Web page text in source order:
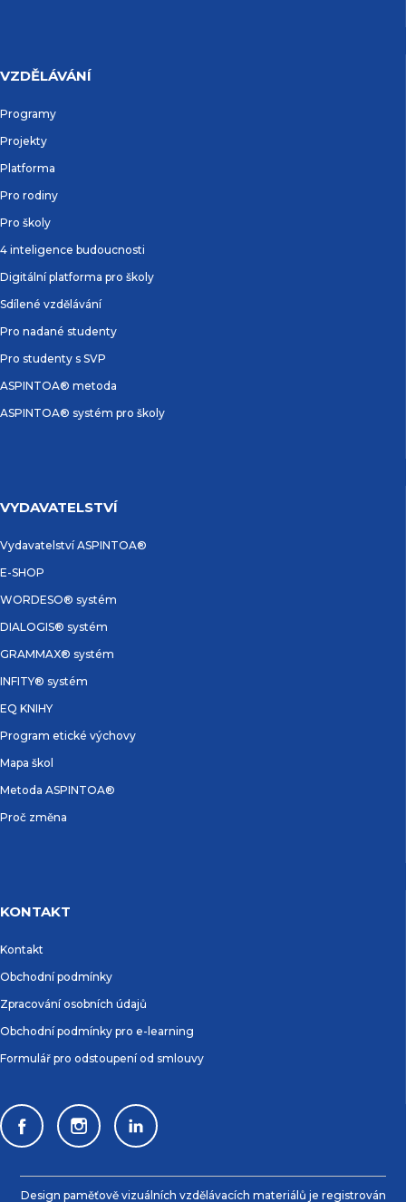
VZDĚLÁVÁNÍ
Programy
Projekty
Platforma
Pro rodiny
Pro školy
4 inteligence budoucnosti
Digitální platforma pro školy
Sdílené vzdělávání
Pro nadané studenty
Pro studenty s SVP
ASPINTOA® metoda
ASPINTOA® systém pro školy
VYDAVATELSTVÍ
Vydavatelství ASPINTOA®
E-SHOP
WORDESO® systém
DIALOGIS® systém
GRAMMAX® systém
INFITY® systém
EQ KNIHY
Program etické výchovy
Mapa škol
Metoda ASPINTOA®
Proč změna
KONTAKT
Kontakt
Obchodní podmínky
Zpracování osobních údajů
Obchodní podmínky pro e-learning
Formulář pro odstoupení od smlouvy
Design paměťově vizuálních vzdělávacích materiálů je registrován